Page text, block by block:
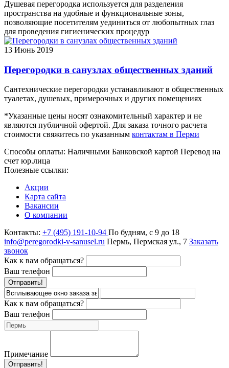
Душевая перегородка используется для разделения
пространства на удобные и функциональные зоны,
позволяющие посетителям уединиться от любопытных глаз
для проведения гигиенических процедур
13 Июнь 2019
Перегородки в санузлах общественных зданий
Сантехнические перегородки устанавливают в общественных
туалетах, душевых, примерочных и других помещениях
*Указанные цены носят ознакомительный характер и не
являются публичной офертой. Для заказа точного расчета
стоимости свяжитесь по указанным контактам в Перми
Способы оплаты: Наличными Банковской картой Перевод на
счет юр.лица
Полезные ссылки:
Акции
Карта сайта
Вакансии
О компании
Контакты: +7 (495) 191-10-94 По будням, с 9 до 18
info@peregorodki-v-sanusel.ru Пермь, Пермская ул., 7 Заказать
звонок
Как к вам обращаться?
Ваш телефон
Отправить!
Как к вам обращаться?
Ваш телефон
Примечание
Отправить!